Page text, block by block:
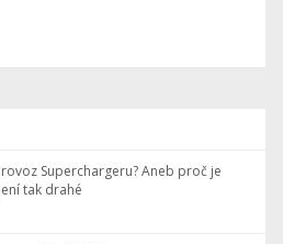
Superchargeru? Aneb proč je
tak drahé